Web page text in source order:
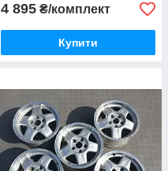
4 895 ₴/комплект
Купити